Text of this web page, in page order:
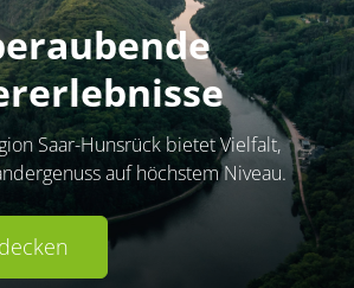
Saar-Hunsrück bietet Vielfalt,
auf höchstem Niveau.